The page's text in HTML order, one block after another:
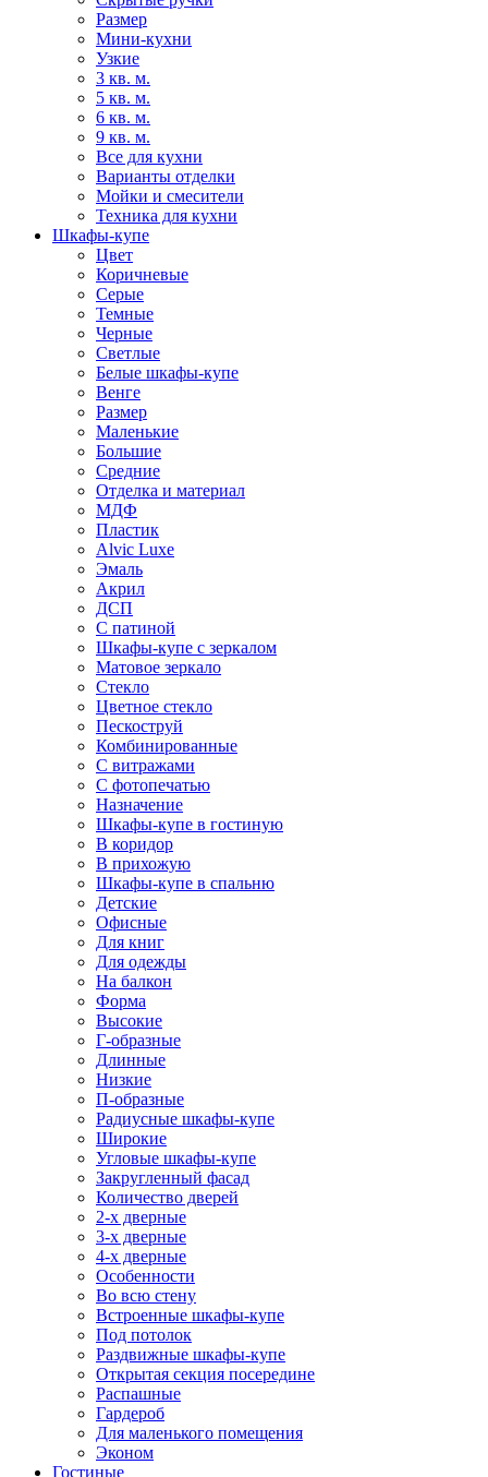
Размер
Мини-кухни
Узкие
3 кв. м.
5 кв. м.
6 кв. м.
9 кв. м.
Все для кухни
Варианты отделки
Мойки и смесители
Техника для кухни
Шкафы-купе
Цвет
Коричневые
Серые
Темные
Черные
Светлые
Белые шкафы-купе
Венге
Размер
Маленькие
Большие
Средние
Отделка и материал
МДФ
Пластик
Alvic Luxe
Эмаль
Акрил
ДСП
С патиной
Шкафы-купе с зеркалом
Матовое зеркало
Стекло
Цветное стекло
Пескоструй
Комбинированные
С витражами
С фотопечатью
Назначение
Шкафы-купе в гостиную
В коридор
В прихожую
Шкафы-купе в спальню
Детские
Офисные
Для книг
Для одежды
На балкон
Форма
Высокие
Г-образные
Длинные
Низкие
П-образные
Радиусные шкафы-купе
Широкие
Угловые шкафы-купе
Закругленный фасад
Количество дверей
2-х дверные
3-х дверные
4-х дверные
Особенности
Во всю стену
Встроенные шкафы-купе
Под потолок
Раздвижные шкафы-купе
Открытая секция посередине
Распашные
Гардероб
Для маленького помещения
Эконом
Гостиные